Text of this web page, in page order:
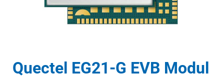
Quectel EG21-G EVB Modul